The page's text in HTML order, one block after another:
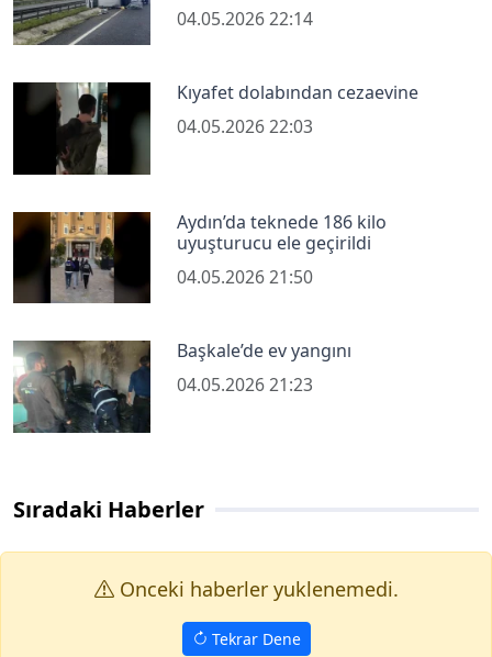
04.05.2026 22:14
Kıyafet dolabından cezaevine
04.05.2026 22:03
Aydın’da teknede 186 kilo
uyuşturucu ele geçirildi
04.05.2026 21:50
Başkale’de ev yangını
04.05.2026 21:23
Sıradaki Haberler
Onceki haberler yuklenemedi.
Tekrar Dene